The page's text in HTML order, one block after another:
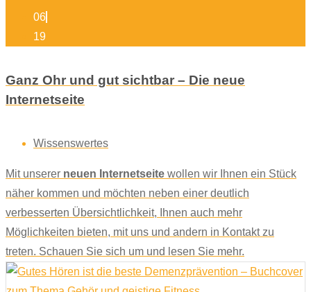
06
19
Ganz Ohr und gut sichtbar – Die neue
Internetseite
Wissenswertes
Mit unserer neuen Internetseite wollen wir Ihnen ein Stück
näher kommen und möchten neben einer deutlich
verbesserten Übersichtlichkeit, Ihnen auch mehr
Möglichkeiten bieten, mit uns und andern in Kontakt zu
treten. Schauen Sie sich um und lesen Sie mehr.